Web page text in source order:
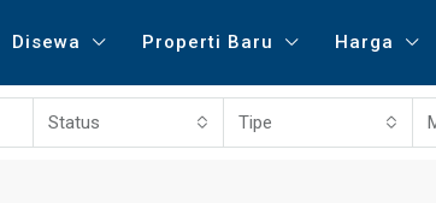
Disewa Properti Baru Harga
Status Tipe